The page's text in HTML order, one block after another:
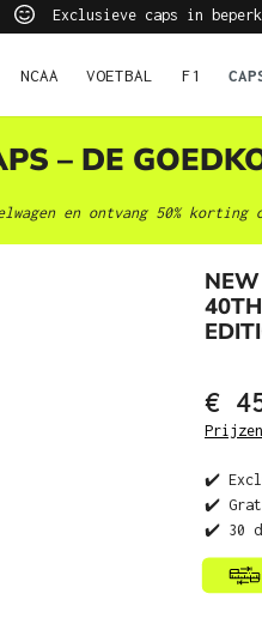
Exclusieve caps in
NCAA VOETBAL F1
– DE
en ontvang 50% korting
€
✔️
✔️
✔️ 30